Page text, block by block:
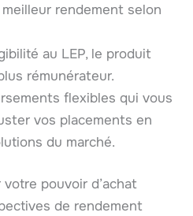
rendement selon
au LEP, le produit
rémunérateur.
flexibles qui vous
vos placements en
du marché.
pouvoir d’achat
de rendement